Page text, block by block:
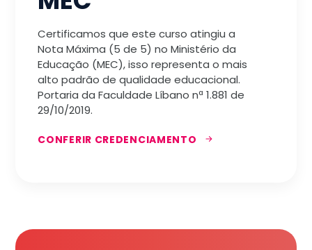
Certificamos que este curso atingiu a
Nota Máxima (5 de 5) no Ministério da
Educação (MEC), isso representa o mais
alto padrão de qualidade educacional.
Portaria da Faculdade Líbano nª 1.881 de
29/10/2019.
CONFERIR CREDENCIAMENTO